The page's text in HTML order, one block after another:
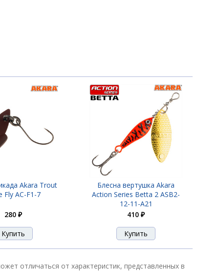
Akara Trout
Fly AC-F1-7
280 ₽
Блесна вертушка Akara
Action Series Betta 2 ASB2-
12-11-A21
410 ₽
отличаться от характеристик, представленных в